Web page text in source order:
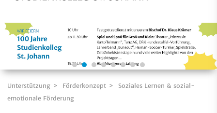
Unterstützung Förderkonzept
Soziales Lernen & sozial-
emotionale Förderung